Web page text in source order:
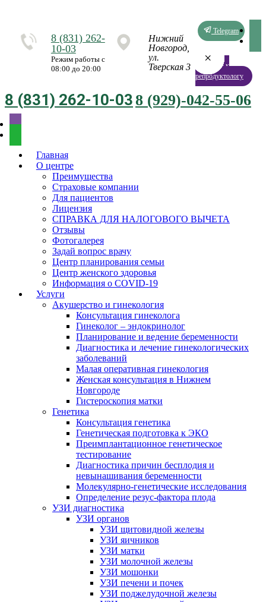
8 (831) 262-
10-03
Режим работы с
08:00 до 20:00
Нижний
Новгород,
ул.
Тверская 3
Telegram
Запись к
репродуктологу
8 (831) 262-10-038 (929)-042-55-06
Главная
О центре
Преимущества
Страховые компании
Для пациентов
Лицензия
СПРАВКА ДЛЯ НАЛОГОВОГО ВЫЧЕТА
Отзывы
Фотогалерея
Задай вопрос врачу
Центр планирования семьи
Центр женского здоровья
Информация о COVID-19
Услуги
Акушерство и гинекология
Консультация гинеколога
Гинеколог – эндокринолог
Планирование и ведение беременности
Диагностика и лечение гинекологических
заболеваний
Малая оперативная гинекология
Женская консультация в Нижнем
Новгороде
Гистероскопия матки
Генетика
Консультация генетика
Генетическая подготовка к ЭКО
Преимплантационное генетическое
тестирование
Диагностика причин бесплодия и
невынашивания беременности
Молекулярно-генетические исследования
Определение резус-фактора плода
УЗИ диагностика
УЗИ органов
УЗИ щитовидной железы
УЗИ яичников
УЗИ матки
УЗИ молочной железы
УЗИ мошонки
УЗИ печени и почек
УЗИ поджелудочной железы
×
×
×
×
×
×
×
×